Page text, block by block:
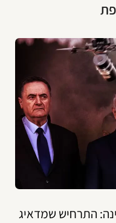
התרחיש שמדאיג